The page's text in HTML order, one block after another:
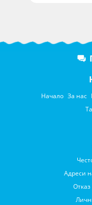
Начало За нас
Адреси
Отказ